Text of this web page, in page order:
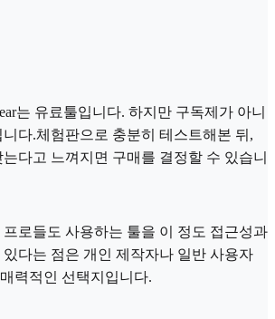
는 유료툴입니다. 하지만 구독제가 아니
다.체험판으로 충분히 테스트해본 뒤,
다고 느껴지면 구매를 결정할 수 있습니
로들도 사용하는 툴을 이 정도 접근성과
다는 점은 개인 제작자나 일반 사용자
력적인 선택지입니다.